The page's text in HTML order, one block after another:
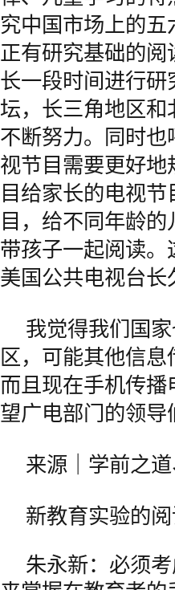
究中国市场上的
正有研究基础的
长一段时间进行
坛，长三角地区
不断努力。同时
视节目需要更好
目给家长的电视
目，给不同年龄
带孩子一起阅读
美国公共电视台长
我觉得我们国
区，可能其他信
而且现在手机传
望广电部门的领
来源｜学前之道
新教育实验的
朱永新：必须